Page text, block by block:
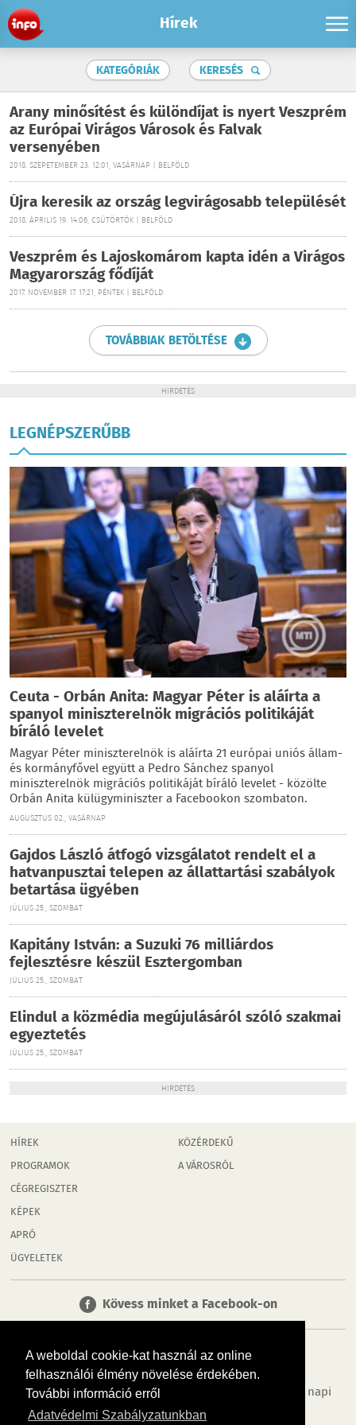
A weboldal cookie-kat használ az online
felhasználói élmény növelése érdekében.
További információ erről
Adatvédelmi Szabályzatunkban
Hírek
KATEGÓRIÁK KERESÉS
Arany minősítést és különdíjat is nyert Veszprém
az Európai Virágos Városok és Falvak
versenyében
2018. SZEPETEMBER 23. 12:01, VASÁRNAP | BELFÖLD
Újra keresik az ország legvirágosabb települését
2018. ÁPRILIS 19. 14:06, CSÜTÖRTÖK | BELFÖLD
Veszprém és Lajoskomárom kapta idén a Virágos
Magyarország fődíját
2017. NOVEMBER 17. 17:21, PÉNTEK | BELFÖLD
TOVÁBBIAK BETÖLTÉSE
HIRDETÉS
LEGNÉPSZERŰBB
Ceuta - Orbán Anita: Magyar Péter is aláírta a
spanyol miniszterelnök migrációs politikáját
bíráló levelet
Magyar Péter miniszterelnök is aláírta 21 európai uniós állam-
és kormányfővel együtt a Pedro Sánchez spanyol
miniszterelnök migrációs politikáját bíráló levelet - közölte
Orbán Anita külügyminiszter a Facebookon szombaton.
AUGUSZTUS 02., VASÁRNAP
Gajdos László átfogó vizsgálatot rendelt el a
hatvanpusztai telepen az állattartási szabályok
betartása ügyében
JÚLIUS 25., SZOMBAT
Kapitány István: a Suzuki 76 milliárdos
fejlesztésre készül Esztergomban
JÚLIUS 25., SZOMBAT
Elindul a közmédia megújulásáról szóló szakmai
egyeztetés
JÚLIUS 25., SZOMBAT
HIRDETÉS
HÍREK
PROGRAMOK
CÉGREGISZTER
KÉPEK
APRÓ
ÜGYELETEK
KÖZÉRDEKŰ
A VÁROSRÓL
Kövess minket a Facebook-on
Tudj meg többet városodról! Hírek, programok, képek, napi
menü, cégek…. és minden, ami Győr